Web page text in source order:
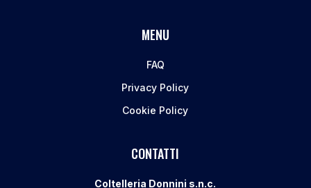
MENU
FAQ
Privacy Policy
Cookie Policy
CONTATTI
Coltelleria Donnini s.n.c.